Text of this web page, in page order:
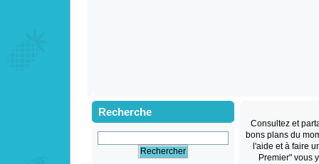
Recherche
Consultez et
bons plans du
l'aide et à faire
Premier" vous